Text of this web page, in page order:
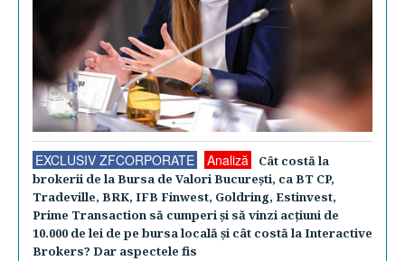
EXCLUSIV ZFCORPORATE Analiză
Cât costă la
brokerii de la Bursa de Valori Bucureşti, ca BT CP,
Tradeville, BRK, IFB Finwest, Goldring, Estinvest,
Prime Transaction să cumperi şi să vinzi acţiuni de
10.000 de lei de pe bursa locală şi cât costă la Interactive
Brokers? Dar aspectele fis